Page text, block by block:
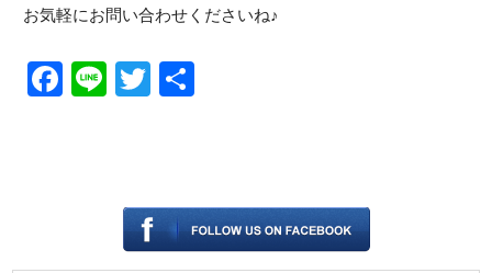
お気軽にお問い合わせくださいね♪
Facebook
LineTwitter